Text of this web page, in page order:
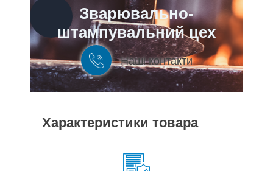
Зварювально-
штампувальний цех
Наші контакти
Характеристики товара